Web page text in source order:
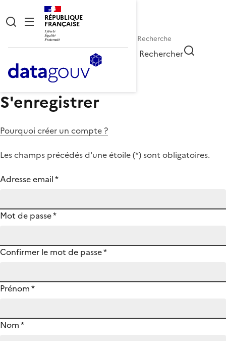
RÉPUBLIQUE
FRANÇAISE
Rechercher
S'enregistrer
Pourquoi créer un compte ?
Les champs précédés d'une étoile (*) sont obligatoires.
Adresse email*
Mot de passe*
Confirmer le mot de passe*
Prénom*
Nom*